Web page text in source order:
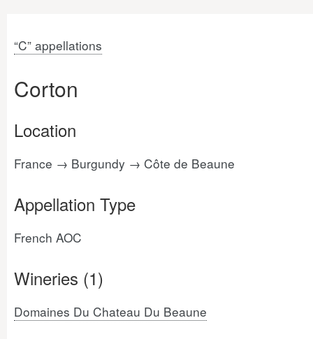
“C” appellations
Corton
Location
France → Burgundy → Côte de Beaune
Appellation Type
French AOC
Wineries (1)
Domaines Du Chateau Du Beaune